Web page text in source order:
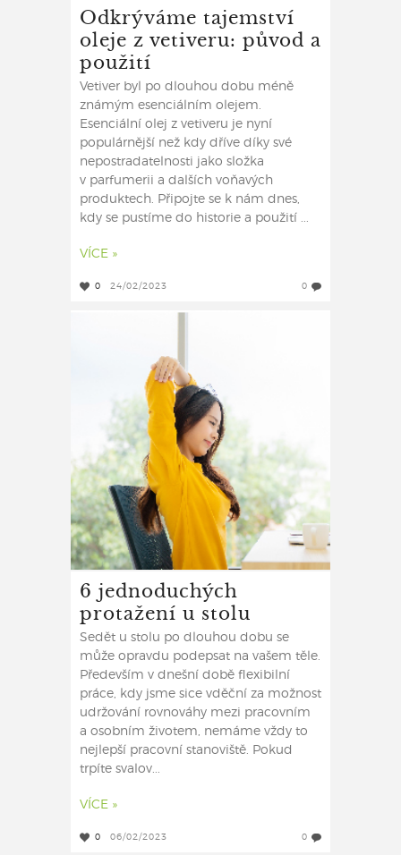
Odkrýváme tajemství
oleje z vetiveru: původ a
použití
Vetiver byl po dlouhou dobu méně
známým esenciálním olejem.
Esenciální olej z vetiveru je nyní
populárnější než kdy dříve díky své
nepostradatelnosti jako složka
v parfumerii a dalších voňavých
produktech. Připojte se k nám dnes,
kdy se pustíme do historie a použití ...
VÍCE »
0 24/02/2023 0
6 jednoduchých
protažení u stolu
Sedět u stolu po dlouhou dobu se
může opravdu podepsat na vašem těle.
Především v dnešní době flexibilní
práce, kdy jsme sice vděční za možnost
udržování rovnováhy mezi pracovním
a osobním životem, nemáme vždy to
nejlepší pracovní stanoviště. Pokud
trpíte svalov...
VÍCE »
0 06/02/2023 0